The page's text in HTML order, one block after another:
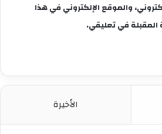
والموقع الإلكتروني في هذا
المقبلة في تعليقي.
الأخيرة